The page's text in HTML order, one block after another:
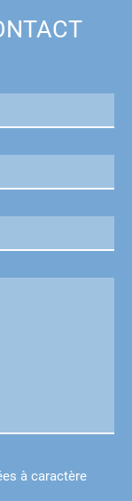
à caractère